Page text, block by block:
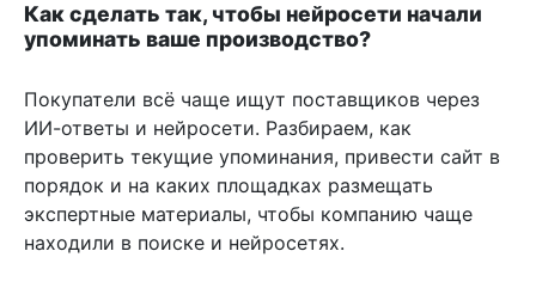
Как сделать так, чтобы нейросети начали
упоминать ваше производство?
Покупатели всё чаще ищут поставщиков через
ИИ-ответы и нейросети. Разбираем, как
проверить текущие упоминания, привести сайт в
порядок и на каких площадках размещать
экспертные материалы, чтобы компанию чаще
находили в поиске и нейросетях.